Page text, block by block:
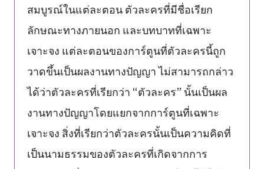
สมบูรณ์ในแต่ละตอน ตัวละครที่มีชื่อเรียก
ลักษณะทางภายนอก และบทบาทที่เฉพาะ
เจาะจง แต่ละตอนของการ์ตูนที่ตัวละครนี้ถูก
วาดขึ้นเป็นผลงานทางปัญญา ไม่สามารถกล่าว
ได้ว่าตัวละครที่เรียกว่า “ตัวละคร” นั้นเป็นผล
งานทางปัญญาโดยแยกจากการ์ตูนที่เฉพาะ
เจาะจง สิ่งที่เรียกว่าตัวละครนั้นเป็นความคิดที่
เป็นนามธรรมของตัวละครที่เกิดจากการ